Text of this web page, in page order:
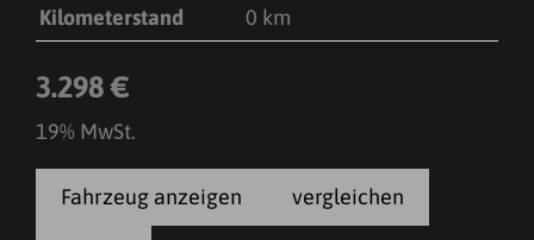
Kilometerstand
0 km
3.298 €
19% MwSt.
Fahrzeug anzeigen vergleichen